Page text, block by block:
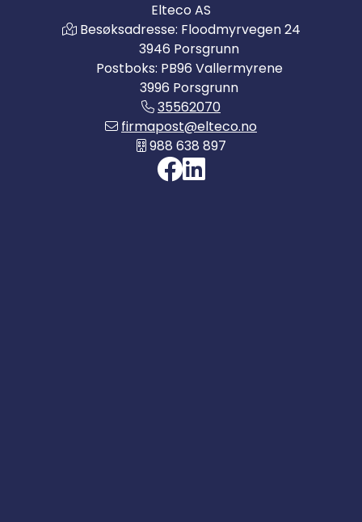
Elteco AS
Besøksadresse: Floodmyrvegen 24
3946 Porsgrunn
Postboks: PB96 Vallermyrene
3996 Porsgrunn
35562070
firmapost@elteco.no
988 638 897